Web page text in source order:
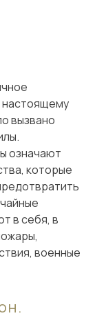
настоящему
вызвано
означают
которые
в себя, в
военные